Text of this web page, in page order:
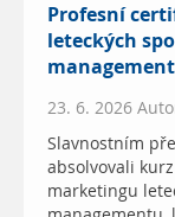
Profesní
leteckých
23. 6. 2026
Slavnostním
absolvovali
marketingu